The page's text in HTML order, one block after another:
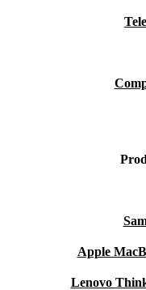
Apple
Lenovo